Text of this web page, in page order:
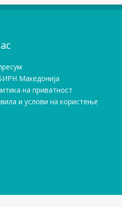
Македонија
на приватност
и услови на користење